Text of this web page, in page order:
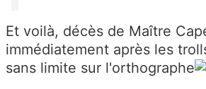
Et voilà, décès de Maître
immédiatement après les
sans limite sur l'orthographe